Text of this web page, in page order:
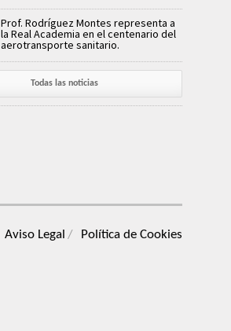
Prof. Rodríguez Montes representa a
la Real Academia en el centenario del
aerotransporte sanitario.
Todas las noticias
Aviso Legal Política de Cookies